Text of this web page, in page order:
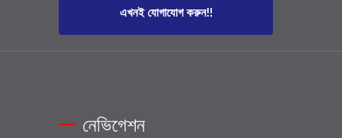
এখনই যোগাযোগ করুন!!
নেভিগেশন